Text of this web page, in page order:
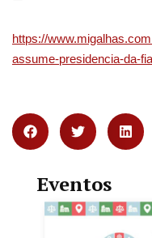
https://
assume-presidencia-da-fia
Eventos